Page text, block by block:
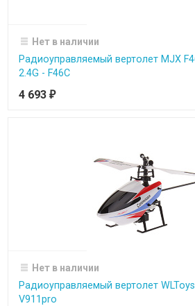
Нет в наличии
Радиоуправляемый вертолет MJX
2.4G - F46C
4 693 ₽
Нет в наличии
Радиоуправляемый вертолет
V911pro